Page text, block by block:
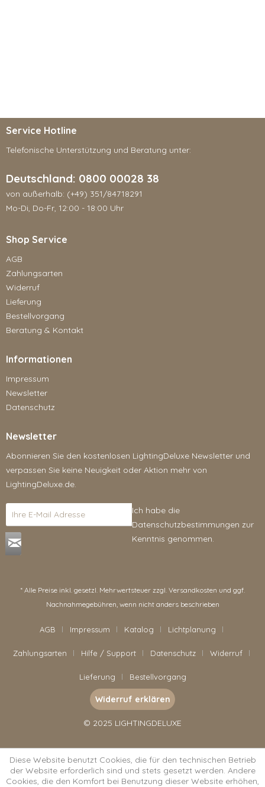
Service Hotline
Telefonische Unterstützung und Beratung unter:
Deutschland: 0800 00028 38
von außerhalb: (+49) 351/84718291
Mo-Di, Do-Fr, 12:00 - 18:00 Uhr
Shop Service
AGB
Zahlungsarten
Widerruf
Lieferung
Bestellvorgang
Beratung & Kontakt
Informationen
Impressum
Newsletter
Datenschutz
Newsletter
Abonnieren Sie den kostenlosen LightingDeluxe Newsletter und
verpassen Sie keine Neuigkeit oder Aktion mehr von
LightingDeluxe.de.
Ich habe die
Datenschutzbestimmungen zur
Kenntnis genommen.
* Alle Preise inkl. gesetzl. Mehrwertsteuer zzgl. Versandkosten und ggf.
Nachnahmegebühren, wenn nicht anders beschrieben
AGB Impressum Katalog Lichtplanung
Zahlungsarten Hilfe / Support Datenschutz Widerruf
Lieferung Bestellvorgang
Widerruf erklären
© 2025 LIGHTINGDELUXE
Diese Website benutzt Cookies, die für den technischen Betrieb
der Website erforderlich sind und stets gesetzt werden. Andere
Cookies, die den Komfort bei Benutzung dieser Website erhöhen,